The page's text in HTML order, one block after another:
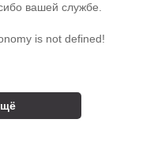
вашей службе.
is not defined!